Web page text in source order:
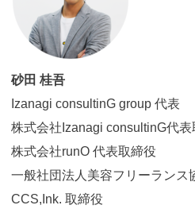
砂田 桂吾
Izanagi consultinG group 代表
株式会社Izanagi consultinG代表
株式会社runO 代表取締役
一般社団法人美容フリーラン
CCS,Ink. 取締役